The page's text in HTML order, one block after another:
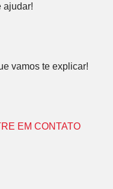
ajudar!
vamos te explicar!
EM CONTATO